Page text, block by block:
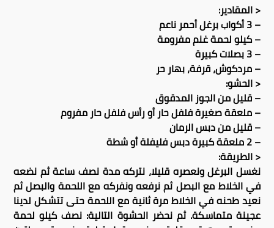
< المقادير:
– 3 أكواب برغل أحمر ناعم
– كيلو لحمة غنم مفرومة
– 3 بصلات كبيرة
– مردكوش، قرفة، بهار حر
< الحشو:
– قليل من الجوز المدقوق
– ملعقة صغيرة فلفل حار أو رأس فلفل حار مفروم
– قليل من دبس الرمان
– 2 ملعقة كبيرة دبس فليفلة أو شطة
< الطريقة:
نغسل البرغل ونعصره قليلا، نتركه مدة نصف ساعة ثم نضعه
في الخلاط مع البصل ثم نرفعه ونفركه مع اللحمة والبصل ثم
نعيد طحنه في الخلاط مرة ثانية مع اللحمة حتى تتشكل لدينا
عجينة متماسكة. ثم نحضر الحشوة التالية: نصف كيلو لحمة